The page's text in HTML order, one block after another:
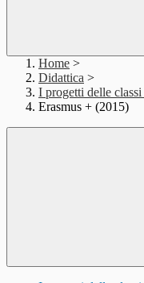
Home >
Didattica >
I progetti delle classi
Erasmus + (2015)